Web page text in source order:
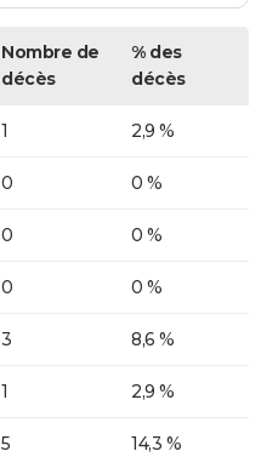
Nombre de
décès
% des
décès
1 2,9 %
0 0 %
0 0 %
0 0 %
3 8,6 %
1 2,9 %
5 14,3 %